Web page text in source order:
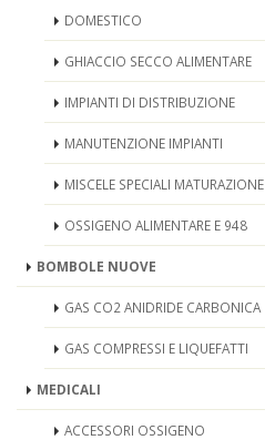
DOMESTICO
GHIACCIO SECCO ALIMENTARE
IMPIANTI DI DISTRIBUZIONE
MANUTENZIONE IMPIANTI
MISCELE SPECIALI MATURAZIONE
OSSIGENO ALIMENTARE E 948
BOMBOLE NUOVE
GAS CO2 ANIDRIDE CARBONICA
GAS COMPRESSI E LIQUEFATTI
MEDICALI
ACCESSORI OSSIGENO